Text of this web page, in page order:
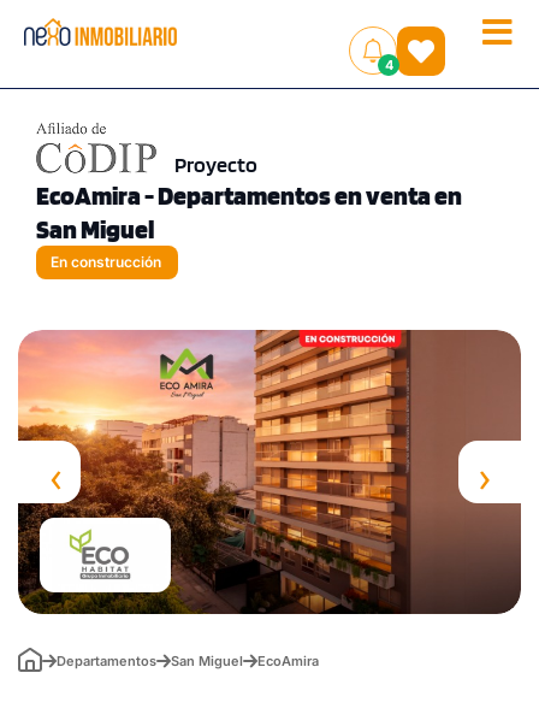
Toggle
4
()
Proyecto
EcoAmira - Departamentos en venta en
San Miguel
En construcción
‹ ›
Departamentos San Miguel EcoAmira